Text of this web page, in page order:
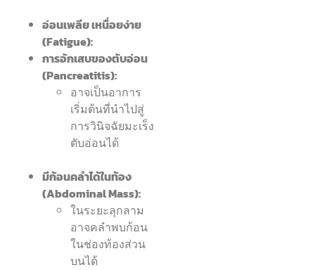
อ่อนเพลีย เหนื่อยง่าย
(Fatigue):
การอักเสบของตับอ่อน
(Pancreatitis):
อาจเป็นอาการ
เริ่มต้นที่นำไปสู่
การวินิจฉัยมะเร็ง
ตับอ่อนได้
มีก้อนคลำได้ในท้อง
(Abdominal Mass):
ในระยะลุกลาม
อาจคลำพบก้อน
ในช่องท้องส่วน
บนได้